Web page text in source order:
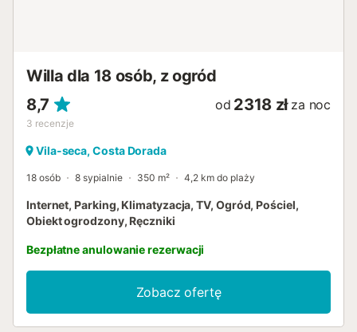
Willa dla 18 osób, z ogród
8,7
3 recenzje
od 2318 zł za noc
Vila-seca, Costa Dorada
18 osób 8 sypialnie 350 m² 4,2 km do plaży
Internet, Parking, Klimatyzacja, TV, Ogród, Pościel,
Obiekt ogrodzony, Ręczniki
Bezpłatne anulowanie rezerwacji
Zobacz ofertę